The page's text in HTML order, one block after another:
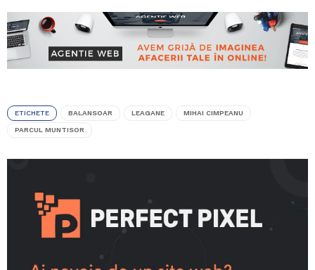
ETICHETE BALANSOAR LEAGANE MIHAI CIMPEANU
PARCUL MUNTISOR